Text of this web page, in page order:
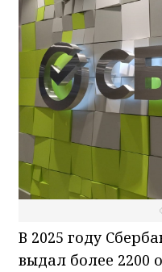
В 2025 году
выдал более 2200